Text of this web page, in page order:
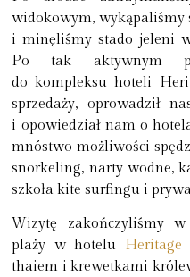
widokowym,
i minęliśmy stado jeleni
Po tak aktywnym
do kompleksu hoteli
sprzedaży, oprowadził
i opowiedział nam o
mnóstwo możliwości
snorkeling, narty wodne,
szkoła kite surfingu i
Wizytę zakończyliśmy
plaży w hotelu
thaiem i krewetkami